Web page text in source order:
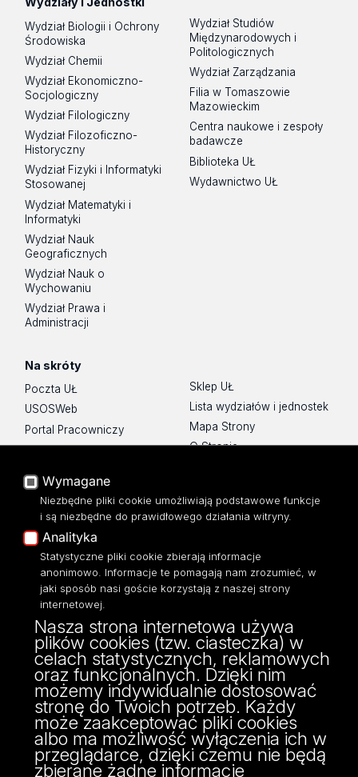
Wydział Biologii i Ochrony
Środowiska
Wydział Chemii
Wydział Ekonomiczno-
Socjologiczny
Wydział Filologiczny
Wydział Filozoficzno-
Historyczny
Wydział Fizyki i Informatyki
Stosowanej
Wydział Matematyki i
Informatyki
Wydział Nauk
Geograficznych
Wydział Nauk o
Wychowaniu
Wydział Prawa i
Administracji
Wydział Studiów
Międzynarodowych i
Politologicznych
Wydział Zarządzania
Filia w Tomaszowie
Mazowieckim
Centra naukowe i zespoły
badawcze
Biblioteka UŁ
Wydawnictwo UŁ
Na skróty
Poczta UŁ
USOSWeb
Portal Pracowniczy
Baza Aktów Własnych
Moodle
Eksperci UŁ
Polityka Prywatności
Dostępność
Sklep UŁ
Lista wydziałów i jednostek
Mapa Strony
O Stronie
ul. Narutowicza 68, 90-136 Łódź
NIP: 724 000 32 43
Adres do doręczeń elektronicznych (ADE):
AE:PL-74796-17640-IHHIV-17
KONTAKT
Wymagane
Niezbędne pliki cookie umożliwiają podstawowe funkcje
i są niezbędne do prawidłowego działania witryny.
Analityka
Statystyczne pliki cookie zbierają informacje
anonimowo. Informacje te pomagają nam zrozumieć, w
jaki sposób nasi goście korzystają z naszej strony
internetowej.
Nasza strona internetowa używa
plików cookies (tzw. ciasteczka) w
celach statystycznych, reklamowych
oraz funkcjonalnych. Dzięki nim
możemy indywidualnie dostosować
stronę do Twoich potrzeb. Każdy
może zaakceptować pliki cookies
albo ma możliwość wyłączenia ich w
przeglądarce, dzięki czemu nie będą
zbierane żadne informacje